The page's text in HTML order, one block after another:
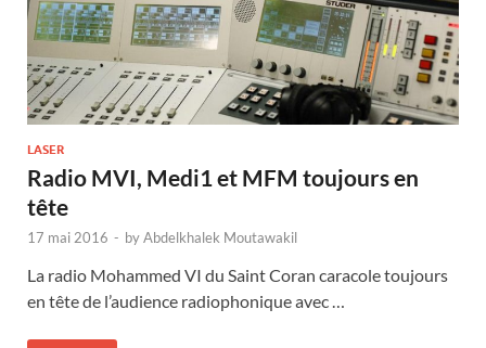
LASER
Radio MVI, Medi1 et MFM toujours en
tête
17 mai 2016 - byAbdelkhalek Moutawakil
La radio Mohammed VI du Saint Coran caracole toujours
en tête de l’audience radiophonique avec …